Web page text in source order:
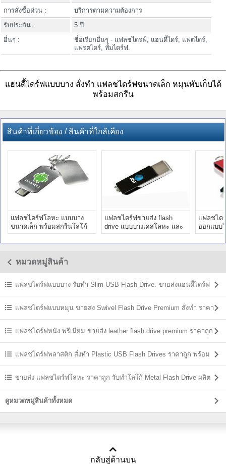
การสั่งซื้อด่วน :
บริการตามความต้องการ
รับประกัน :
5 ปี
อื่นๆ :
ชื่อเรียกอื่นๆ - แฟลชไดรฟ์, แฮนดี้ไดร์, แฟตไดร์,
แฟรตไดร์, ทั้มไดร์ฟ.
แฮนดี้ไดร์ฟแบบบาง สั่งทำ แฟลชไดร์ฟขนาดเล็ก หมุนพับเก็บได้
พร้อมสกรีน
สินค้าที่เกี่ยวข้อง / สินค้าที่ใกล้เคียง
แฟลชไดร์ฟโลหะ แบบบาง
ขนาดเล็ก พร้อมสกรีนโลโก้
มีรูสายคล้องพวงกุญแจ
แฟลชไดร์ฟขายส่ง flash
drive แบบบางเคสโลหะ และ
รับทำโลโก้ เก๋ๆ ราคาส่ง
แฟลชได
ออกแบบ
กะทัดรัด
หมวดหมู่สินค้า
แฟลชไดร์ฟแบบบาง รับทำ Slim USB Flash Drive. ขายส่งแฮนดี้ไดร์ฟ
ราคาถูกแฟลชไดร์ฟแบบหมุน ขายส่ง Swivel Flash Drive Premium สั่งทำ ราคา
ถูก แฟลชไดร์ฟหนัง พรีเมี่ยม ขายส่ง leather flash drive premium ราคาถูก
แฟลชไดร์ฟพลาสติก สั่งทำ Plastic USB Flash Drives ราคาถูก พร้อม
สกรีนขายส่ง แฟลชไดร์ฟโลหะ ราคาถูก รับทำโลโก้ Metal Flash Drive ผลิต
ราคาส่ง
ดูหมวดหมู่สินค้าทั้งหมด
กลับสู่ด้านบน